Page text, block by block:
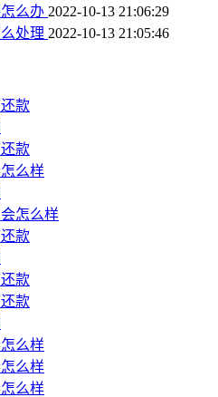
么办 2022-10-13 21:06:29
处理 2022-10-13 21:05:46
款
款
么样
怎么样
款
款
款
么样
么样
么样